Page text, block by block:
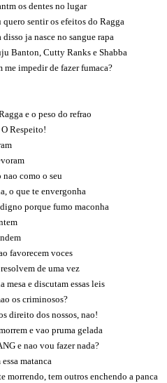
os dentes no lugar
sentir os efeitos do Ragga
ja nasce no sangue rapa
Banton, Cutty Ranks e Shabba
me impedir de fazer fumaca?
e o peso do refrao
Respeito!
nao como o seu
o que te envergonha
porque fumo maconha
favorecem voces
de uma vez
mesa e discutam essas leis
os criminosos?
direito dos nossos, nao!
e vao pruma gelada
e nao vou fazer nada?
matanca
morrendo, tem outros enchendo a panca